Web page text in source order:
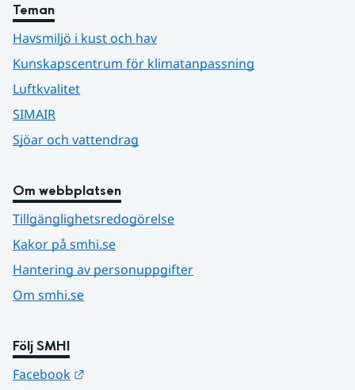
Teman
Havsmiljö i kust och hav
Kunskapscentrum för klimatanpassning
Luftkvalitet
SIMAIR
Sjöar och vattendrag
Om webbplatsen
Tillgänglighetsredogörelse
Kakor på smhi.se
Hantering av personuppgifter
Om smhi.se
Följ SMHI
Facebook